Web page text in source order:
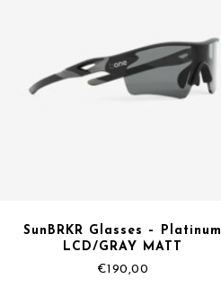
SunBRKR Glasses – Platinum
LCD/GRAY MATT
€190,00